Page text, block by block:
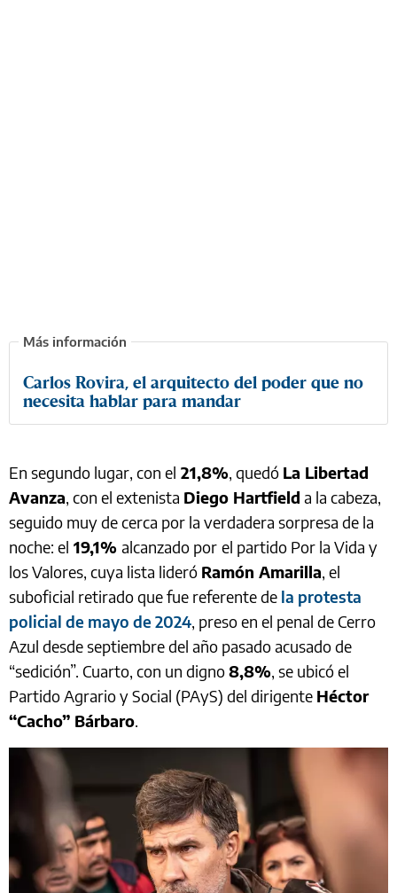
Carlos Rovira, el arquitecto del poder que no
necesita hablar para mandar
En segundo lugar, con el 21,8%, quedó La Libertad
Avanza, con el extenista Diego Hartfield a la cabeza,
seguido muy de cerca por la verdadera sorpresa de la
noche: el 19,1% alcanzado por el partido Por la Vida y
los Valores, cuya lista lideró Ramón Amarilla, el
suboficial retirado que fue referente de la protesta
policial de mayo de 2024, preso en el penal de Cerro
Azul desde septiembre del año pasado acusado de
“sedición”. Cuarto, con un digno8,8%, se ubicó el
Partido Agrario y Social (PAyS) del dirigente Héctor
“Cacho” Bárbaro.